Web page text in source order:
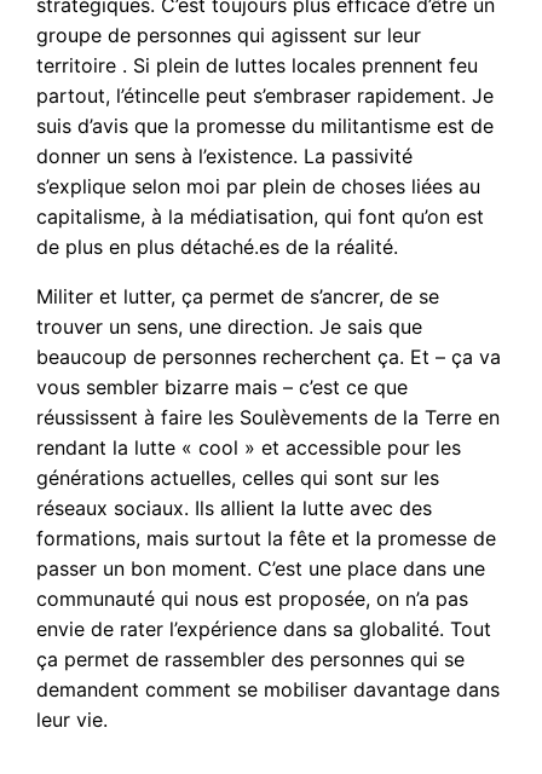
groupe de personnes qui agissent sur leur
territoire . Si plein de luttes locales prennent feu
partout, l’étincelle peut s’embraser rapidement. Je
suis d’avis que la promesse du militantisme est de
donner un sens à l’existence. La passivité
s’explique selon moi par plein de choses liées au
capitalisme, à la médiatisation, qui font qu’on est
de plus en plus détaché.es de la réalité.
Militer et lutter, ça permet de s’ancrer, de se
trouver un sens, une direction. Je sais que
beaucoup de personnes recherchent ça. Et – ça va
vous sembler bizarre mais – c’est ce que
réussissent à faire les Soulèvements de la Terre en
rendant la lutte « cool » et accessible pour les
générations actuelles, celles qui sont sur les
réseaux sociaux. Ils allient la lutte avec des
formations, mais surtout la fête et la promesse de
passer un bon moment. C’est une place dans une
communauté qui nous est proposée, on n’a pas
envie de rater l’expérience dans sa globalité. Tout
ça permet de rassembler des personnes qui se
demandent comment se mobiliser davantage dans
leur vie.